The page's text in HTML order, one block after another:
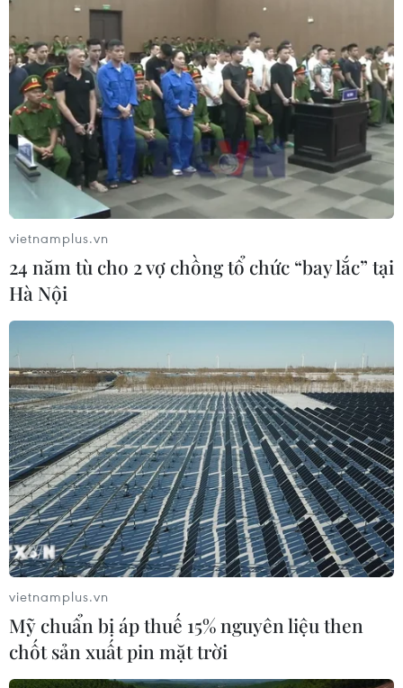
vietnamplus.vn
24 năm tù cho 2 vợ chồng tổ chức “bay lắc” tại
Hà Nội
vietnamplus.vn
Mỹ chuẩn bị áp thuế 15% nguyên liệu then
chốt sản xuất pin mặt trời